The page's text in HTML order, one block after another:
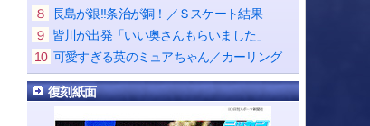
８ 長島が銀!!条治が銅！／Ｓスケート結果
９
皆川が出発「いい奥さんもらいました」
10 可愛すぎる英のミュアちゃん／カーリング
復刻紙面